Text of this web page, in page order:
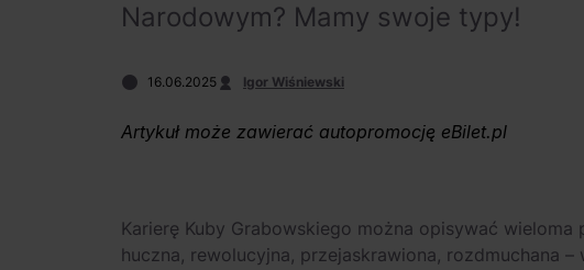
Narodowym? Mamy swoje typy!
16.06.2025 Igor Wiśniewski
Artykuł może zawierać autopromocję eBilet.pl
Karierę Kuby Grabowskiego można opisywać
huczna, rewolucyjna, przejaskrawiona, rozdmuchana